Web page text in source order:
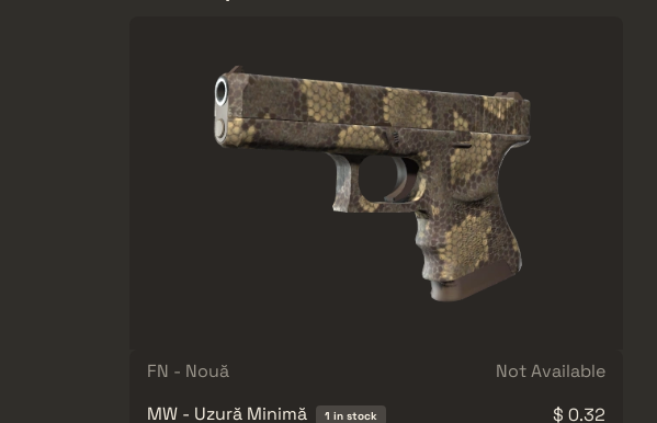
FN - Nouă
Not Available
MW - Uzură Minimă
1 in stock
$ 0.32